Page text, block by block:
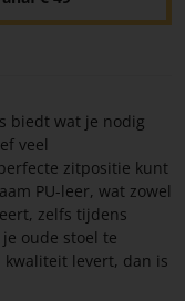
biedt wat je nodig
veel
zitpositie kunt
PU-leer, wat zowel
zelfs tijdens
oude stoel te
levert, dan is